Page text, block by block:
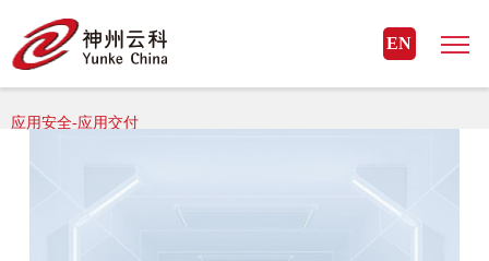
星空官方网页版_星空（中国）
EN
星空官方网页版_星空（中国）> 星空官方网页版_星空（中国） 安全>
应用安全-应用交付